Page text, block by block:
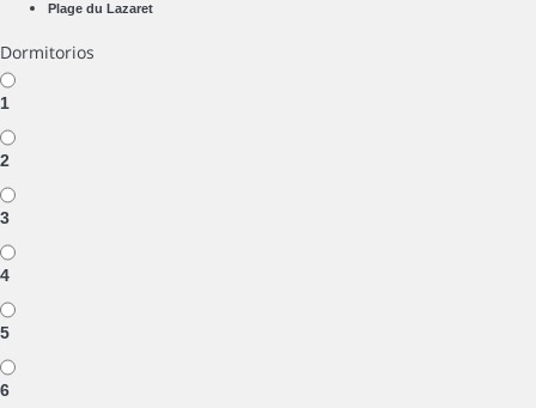
Plage du Lazaret
Dormitorios
1
2
3
4
5
6